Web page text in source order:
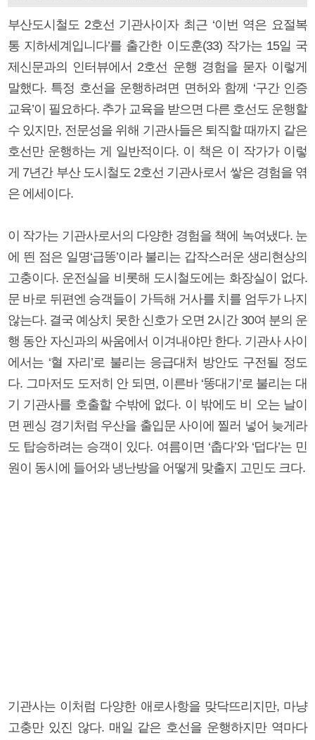
부산도시철도 2호선 기관사이자 최근 ‘이번 역은 요절복
통 지하세계입니다’를 출간한 이도훈(33) 작가는 15일 국
제신문과의 인터뷰에서 2호선 운행 경험을 묻자 이렇게
말했다. 특정 호선을 운행하려면 면허와 함께 ‘구간 인증
교육’이 필요하다. 추가 교육을 받으면 다른 호선도 운행할
수 있지만, 전문성을 위해 기관사들은 퇴직할 때까지 같은
호선만 운행하는 게 일반적이다. 이 책은 이 작가가 이렇
게 7년간 부산 도시철도 2호선 기관사로서 쌓은 경험을 엮
은 에세이다.
이 작가는 기관사로서의 다양한 경험을 책에 녹여냈다. 눈
에 띈 점은 일명‘급똥’이라 불리는 갑작스러운 생리현상의
고충이다. 운전실을 비롯해 도시철도에는 화장실이 없다.
문 바로 뒤편엔 승객들이 가득해 거사를 치를 엄두가 나지
않는다. 결국 예상치 못한 신호가 오면 2시간 30여 분의 운
행 동안 자신과의 싸움에서 이겨내야만 한다. 기관사 사이
에서는 ‘혈 자리’로 불리는 응급대처 방안도 구전될 정도
다. 그마저도 도저히 안 되면, 이른바 ‘똥대기’로 불리는 대
기 기관사를 호출할 수밖에 없다. 이 밖에도 비 오는 날이
면 펜싱 경기처럼 우산을 출입문 사이에 찔러 넣어 늦게라
도 탑승하려는 승객이 있다. 여름이면 ‘춥다’와 ‘덥다’는 민
원이 동시에 들어와 냉난방을 어떻게 맞출지 고민도 크다.
기관사는 이처럼 다양한 애로사항을 맞닥뜨리지만, 마냥
고충만 있진 않다. 매일 같은 호선을 운행하지만 역마다